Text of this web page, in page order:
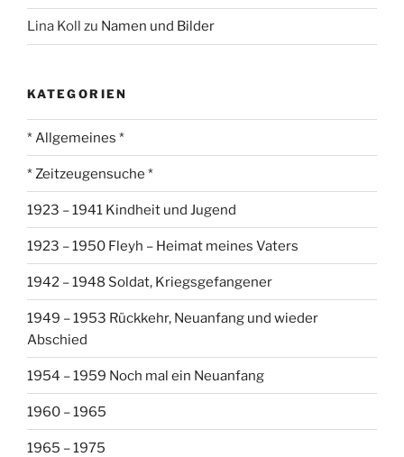
Lina Koll zu Namen und Bilder
KATEGORIEN
* Allgemeines *
* Zeitzeugensuche *
1923 – 1941 Kindheit und Jugend
1923 – 1950 Fleyh – Heimat meines Vaters
1942 – 1948 Soldat, Kriegsgefangener
1949 – 1953 Rückkehr, Neuanfang und wieder
Abschied
1954 – 1959 Noch mal ein Neuanfang
1960 – 1965
1965 – 1975